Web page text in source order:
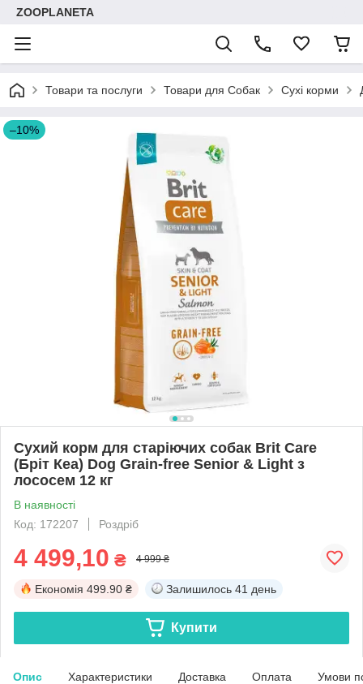
ZOOPLANETA
Товари та послуги Товари для Собак Сухі корми
–10%
Сухий корм для старіючих собак Brit Care
(Бріт Кеа) Dog Grain-free Senior & Light з
лососем 12 кг
В наявності
Код: 172207
Роздріб
4 499,10 ₴ 4 999 ₴
Економія 499.90 ₴ Залишилось 41 день
Купити
Опис Характеристики Доставка Оплата Умови